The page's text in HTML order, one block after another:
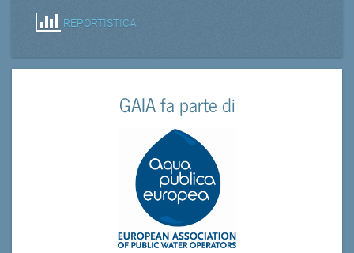
REPORTISTICA
GAIA fa parte di